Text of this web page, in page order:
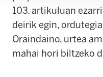
103. artikuluan
deirik egin,
Oraindaino, urtea
mahai hori biltzeko